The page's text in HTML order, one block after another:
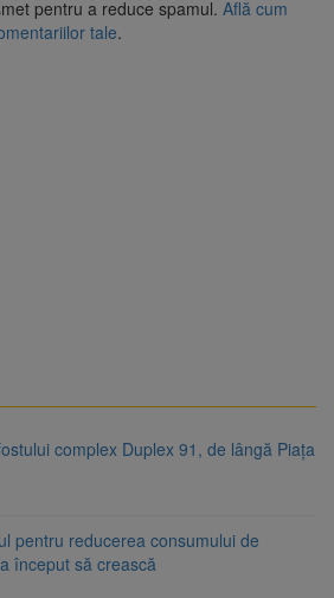
pentru a reduce spamul. Află cum
tale.
complex Duplex 91, de lângă Piața
pentru reducerea consumului de
început să crească